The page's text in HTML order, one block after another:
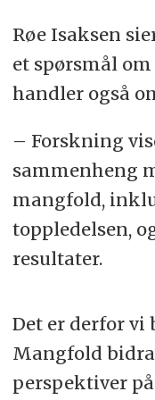
Røe Isaksen
et spørsmål
handler også
– Forskning
sammenheng
mangfold,
toppledelsen,
resultater.
Det er derfor vi
Mangfold
perspektiver